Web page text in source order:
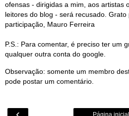
ofensas - dirigidas a mim, aos artistas
leitores do blog - será recusado. Grato
participação, Mauro Ferreira
P.S.: Para comentar, é preciso ter um
qualquer outra conta do google.
Observação: somente um membro
pode postar um comentário.